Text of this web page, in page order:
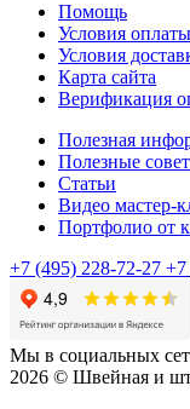
Помощь
Условия оплаты
Условия
Карта сайта
Верификация
Полезная
Полезные
Статьи
Видео мастер-
Портфолио от
+7 (495) 228-72-27 +7
Мы в социальных
2026 © Швейная и